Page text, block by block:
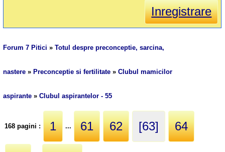
Inregistrare
Forum 7 Pitici »Totul despre preconceptie, sarcina,
nastere » Preconceptie si fertilitate »Clubul mamicilor
aspirante »Clubul aspirantelor - 55
168 pagini : 1 ... 61 62 [63] 64